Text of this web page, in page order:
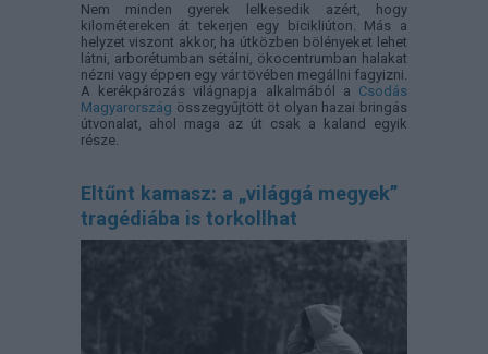
Nem minden gyerek lelkesedik azért, hogy
kilométereken át tekerjen egy bicikliúton. Más a
helyzet viszont akkor, ha útközben bölényeket lehet
látni, arborétumban sétálni, ökocentrumban halakat
nézni vagy éppen egy vár tövében megállni fagyizni.
A kerékpározás világnapja alkalmából a Csodás
Magyarország összegyűjtött öt olyan hazai bringás
útvonalat, ahol maga az út csak a kaland egyik
része.
Eltűnt kamasz: a „világgá megyek”
tragédiába is torkollhat